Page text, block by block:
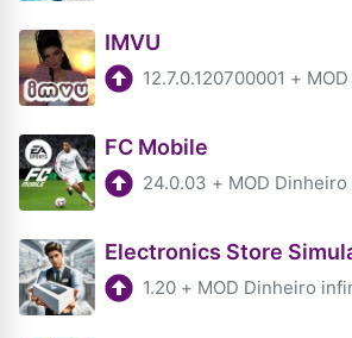
IMVU
12.7.0.120700001 +
FC Mobile
24.0.03 + MOD
Electronics Store
1.20 + MOD Dinheiro